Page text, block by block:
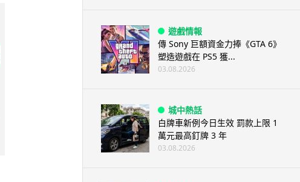
遊戲情報
傳 Sony 巨額資金力捧《GTA 6》
塑造遊戲在 PS5 獲...
03.08.2026
城中熱話
白牌車新例今日生效 罰款上限 1
萬元最高釘牌 3 年
03.08.2026